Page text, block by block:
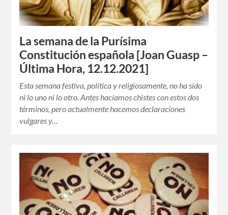
La semana de la Purísima
Constitución española [Joan Guasp –
Última Hora, 12.12.2021]
Esta semana festiva, política y religiosamente, no ha sido
ni lo uno ni lo otro. Antes hacíamos chistes con estos dos
términos, pero actualmente hacemos declaraciones
vulgares y…